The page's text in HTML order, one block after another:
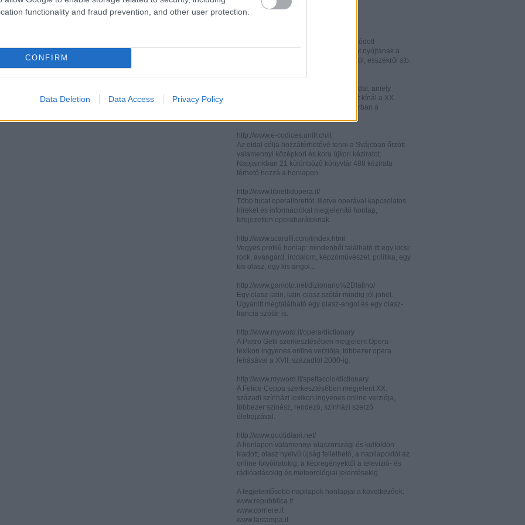
functionality and fraud prevention, and other user protection.
CONFIRM
Data Deletion Data Access Privacy Policy
http://www.italianistica.info/
Két, italianisztikai kutatásra specializálódott
információs portál - számos információt nyújtanak a
legújabb publikációkról, konferenciákról, esszékről stb.
http://digilander.libero.it/letteratura/
Könnyen áttkinthető irodalomkritikai oldal, amely
műelemzéseket és szerzői életrajzokat kínál a XX.
század elejéről. Célközönsége elsősorban a
http://www.e-codices.unifr.ch/it
Az oldal célja hozzáférhetővé tenni a Svájcban őrzött
valamennyi középkori és kora újkori kéziratot.
Napjainkban 21 különböző könyvtár 488 kézirata
férhető hozzá a honlapon.
http://www.librettidopera.it/
Több tucat operalibrettót, illetve operával kapcsolatos
híreket és információkat megjelenítő honlap,
kifejezetten operabarátoknak.
http://www.scaruffi.com/iindex.html
Vegyes profilú honlap: mindenből található itt egy kicsi:
rock, avangárd, irodalom, képzőművészet, politika, egy
kis olasz, egy kis angol...
http://www.gamoto.net/dizionario%2Dlatino/
Egy olasz-latin, latin-olasz szótár mindig jól jöhet.
Ugyanitt megtalálható egy olasz-angol és egy olasz-
francia szótár is.
http://www.myword.it/opera/dictionary
A Pietro Gelli szerkesztésében megjelent Opera-
lexikon ingyenes online verziója, többezer opera
leírásával a XVII. századtól 2000-ig.
http://www.myword.it/spettacolo/dictionary
A Felice Ceppa szerkesztésében megjelent XX.
századi színházi lexikon ingyenes online verziója,
többezer színész, rendező, színházi szerző
életrajzával.
http://www.quotidiani.net/
A honlapon valamennyi olaszországi és külföldön
kiadott, olasz nyelvű újság fellelhető, a napilapoktól az
online folyóiratokig, a képregényektől a televízió- és
rádióadásokig és meteorológiai jelentésekig.
A legjelentősebb napilapok honlapjai a következőek:
www.repubblica.it
www.corriere.it
www.lastampa.it